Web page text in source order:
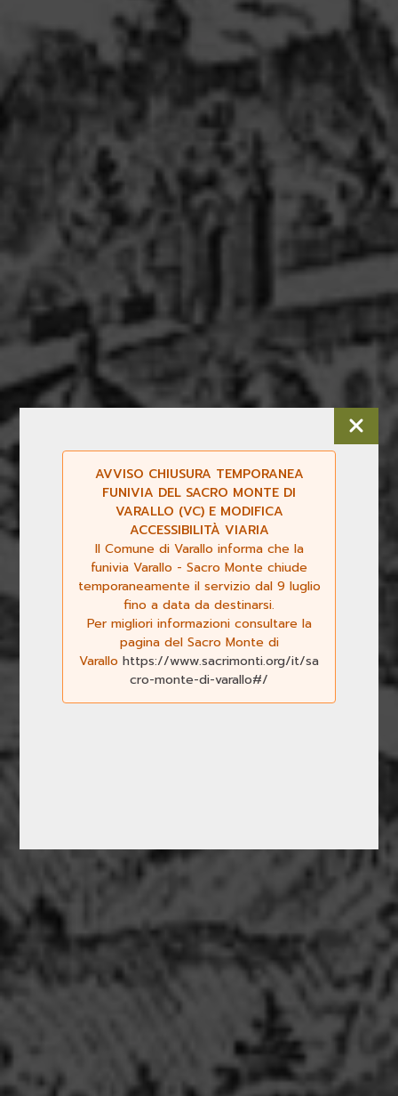
AVVISO CHIUSURA TEMPORANEA
FUNIVIA DEL SACRO MONTE DI
VARALLO (VC) E MODIFICA
ACCESSIBILITÀ VIARIA
Il Comune di Varallo informa che la
funivia Varallo - Sacro Monte chiude
temporaneamente il servizio dal 9 luglio
fino a data da destinarsi.
Per migliori informazioni consultare la
pagina del Sacro Monte di
Varallo https://www.sacrimonti.org/it/sa
cro-monte-di-varallo#/